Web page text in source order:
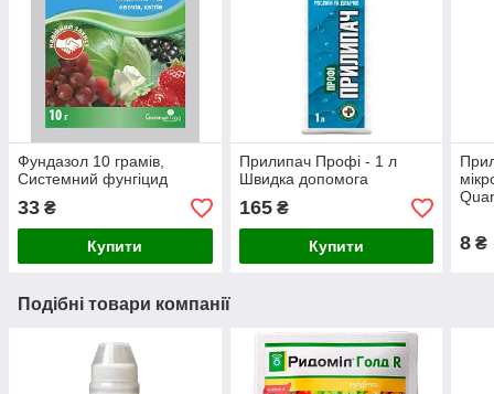
Фундазол 10 грамів,
Системний фунгіцид
33 ₴
Купити
Прилипач Профі - 1 л
Швидка допомога
165₴
Купити 8 ₴
Подібні товари компанії